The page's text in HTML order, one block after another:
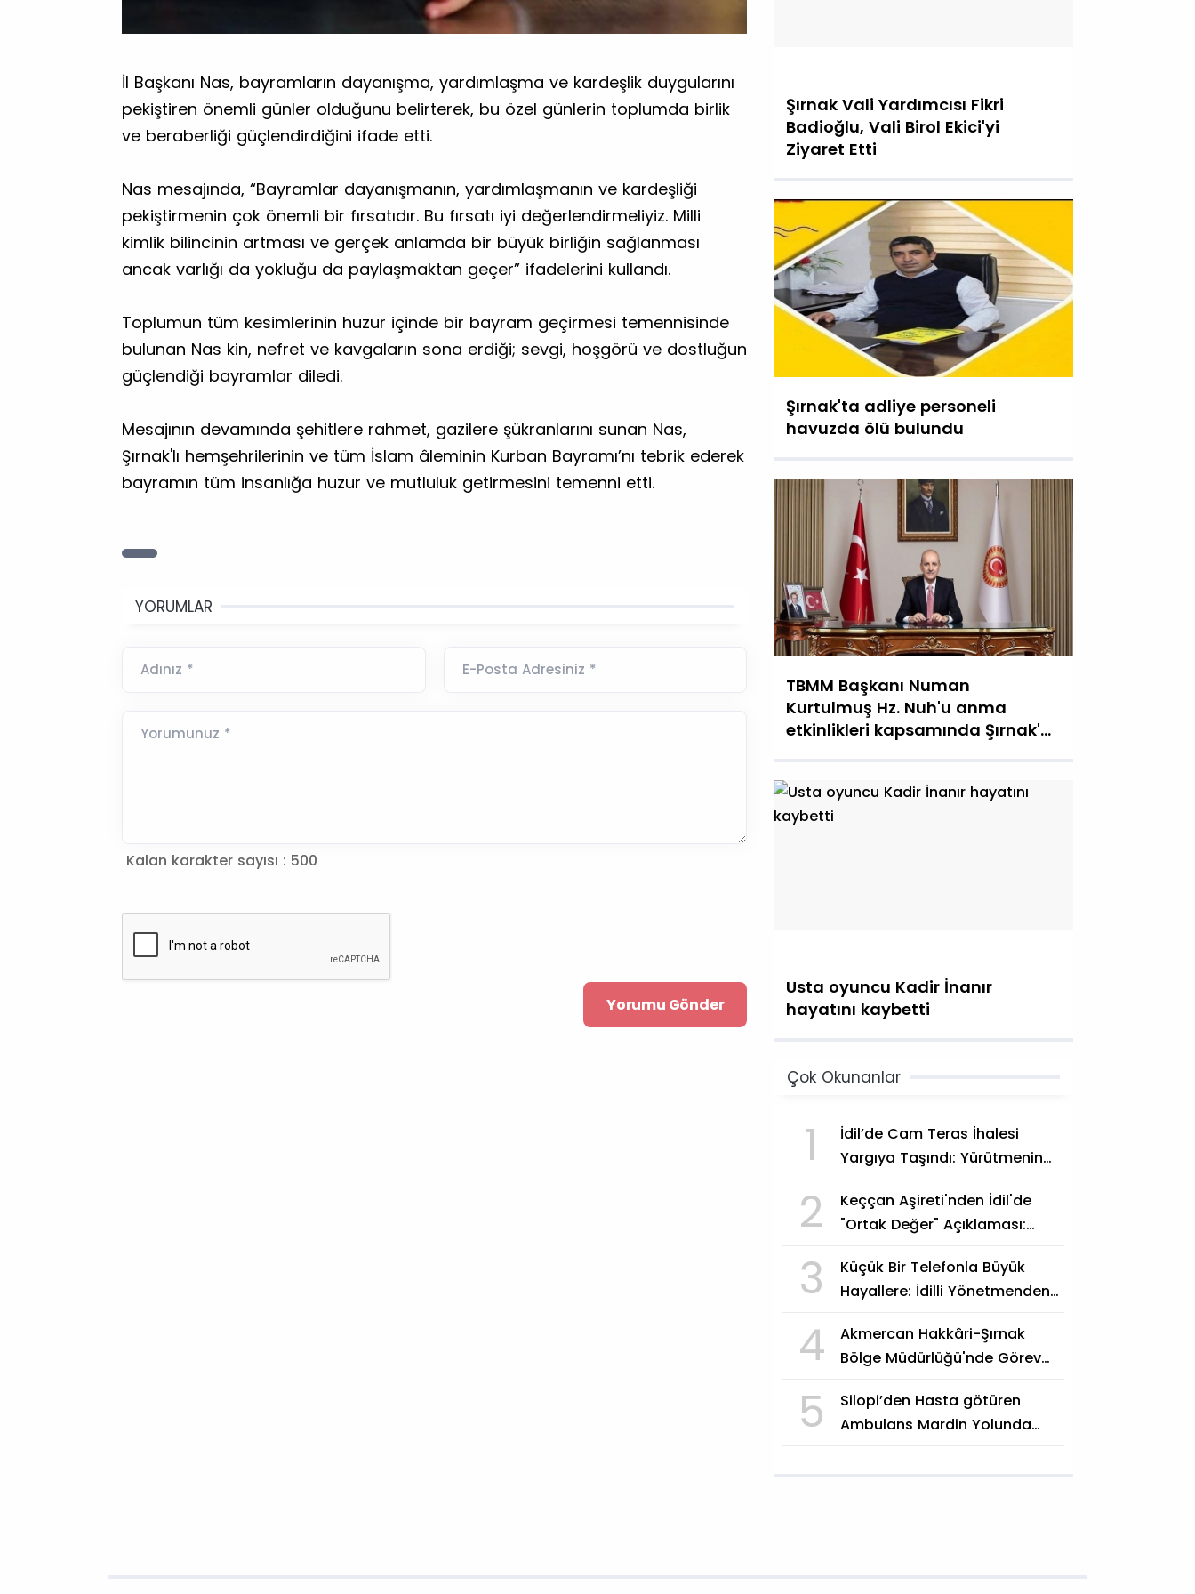
İl Başkanı Nas, bayramların dayanışma, yardımlaşma ve kardeşlik duygularını
pekiştiren önemli günler olduğunu belirterek, bu özel günlerin toplumda birlik
ve beraberliği güçlendirdiğini ifade etti.
Nas mesajında, “Bayramlar dayanışmanın, yardımlaşmanın ve kardeşliği
pekiştirmenin çok önemli bir fırsatıdır. Bu fırsatı iyi değerlendirmeliyiz. Milli
kimlik bilincinin artması ve gerçek anlamda bir büyük birliğin sağlanması
ancak varlığı da yokluğu da paylaşmaktan geçer” ifadelerini kullandı.
Toplumun tüm kesimlerinin huzur içinde bir bayram geçirmesi temennisinde
bulunan Nas kin, nefret ve kavgaların sona erdiği; sevgi, hoşgörü ve dostluğun
güçlendiği bayramlar diledi.
Mesajının devamında şehitlere rahmet, gazilere şükranlarını sunan Nas,
Şırnak'lı hemşehrilerinin ve tüm İslam âleminin Kurban Bayramı’nı tebrik ederek
bayramın tüm insanlığa huzur ve mutluluk getirmesini temenni etti.
YORUMLAR
Adınız * E-Posta Adresiniz *
Kalan karakter sayısı : 500
Yorumunuz *
Şırnak Vali Yardımcısı Fikri
Badioğlu, Vali Birol Ekici'yi
Ziyaret Etti
Şırnak'ta adliye personeli
havuzda ölü bulundu
TBMM Başkanı Numan
Kurtulmuş Hz. Nuh'u anma
etkinlikleri kapsamında Şırnak'a
Usta oyuncu Kadir İnanır
hayatını kaybetti
Çok Okunanlar
1
İdil’de Cam Teras İhalesi
Yargıya Taşındı: Yürütmenin
2
Keççan Aşireti'nden İdil'de
"Ortak Değer" Açıklaması:
Göstergesi"
3
Küçük Bir Telefonla Büyük
Hayallere: İdilli Yönetmenden
4
Akmercan Hakkâri-Şırnak
Bölge Müdürlüğü'nde Görev
5
Silopi’den Hasta götüren
Ambulans Mardin Yolunda